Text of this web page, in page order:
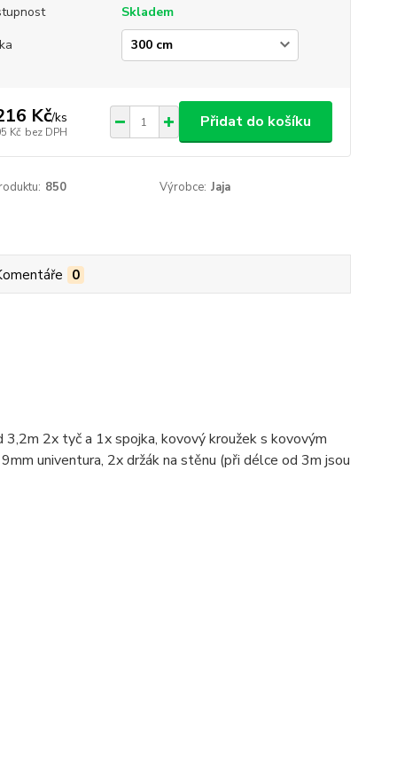
Skladem
Kč/ks
Kč bez DPH
Přidat do košíku
850 Výrobce: Jaja
0
2x tyč a 1x spojka, kovový kroužek s kovovým
univentura, 2x držák na stěnu (při délce od 3m jsou